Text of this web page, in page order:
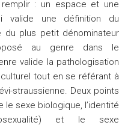
: un espace et une
une définition du
du plus petit dénominateur
au genre dans le
valide la pathologisation
tout en se référant à
straussienne. Deux points
le sexe biologique, l’identité
et le sexe